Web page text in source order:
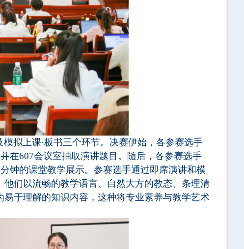
模拟上课·板书三个环节。决赛伊始，各参赛选手
在607会议室抽取演讲题目。随后，各参赛选手
钟的课堂教学展示。参赛选手通过即席演讲和模
们以流畅的教学语言、自然大方的教态、条理清
于理解的知识内容，这种将专业素养与教学艺术